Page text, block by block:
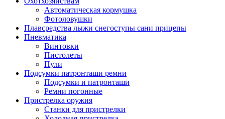
Автоматическая кормушка
Фотоловушки
Плавсредства лыжи снегоступы сани прицепы
Пневматика
Винтовки
Пистолеты
Пули
Подсумки патронташи ремни
Подсумки и патронташи
Ремни погонные
Пристрелка оружия
Станки для пристрелки